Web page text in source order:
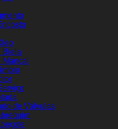
Biela
de Válvulas